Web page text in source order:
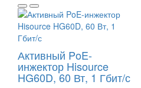
Активный PoE-
инжектор Hisource
HG60D, 60 Вт, 1 Гбит/с